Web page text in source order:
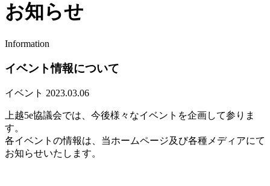
お知らせ
Information
イベント情報について
イベント 2023.03.06
上越5e協議会では、今後様々なイベントを企画して参りま
す。
各イベントの情報は、当ホームページ及び各種メディアにて
お知らせいたします。